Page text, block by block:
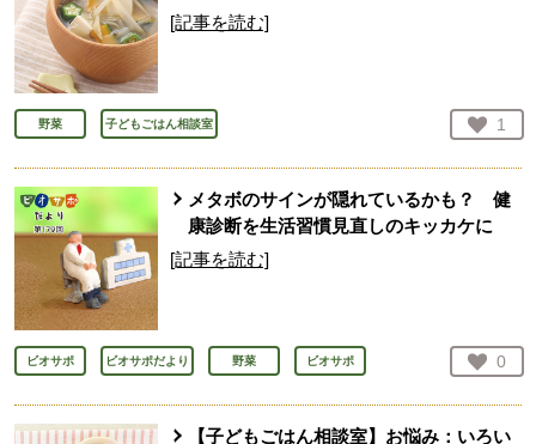
[記事を読む]
野菜 子どもごはん相談室 お気
1
人
メタボのサインが隠れているかも？ 健
康診断を生活習慣見直しのキッカケに
[記事を読む]
ビオサポ ビオサポだより 野菜 ビオサポ お気
0
人
【子どもごはん相談室】お悩み：いろい